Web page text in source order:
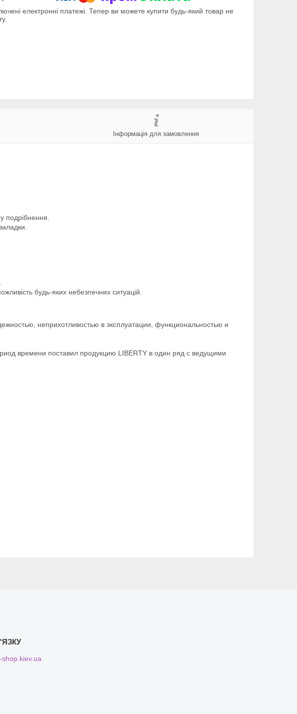
електронні платежі. Тепер ви можете купити будь-який товар не
Інформація для замовлення
подрібнення.
будь-яких небезпечних ситуацій.
неприхотливостью в эксплуатации, функциональностью и
времени поставил продукцию LIBERTY в один ряд с ведущими
shop.kiev.ua